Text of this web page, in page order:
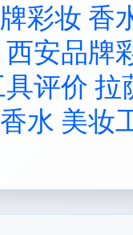
彩妆 香
西安品牌
评价 拉
水 美妆